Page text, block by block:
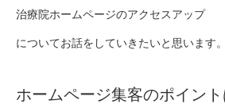
治療院ホームページのアクセスアップ
についてお話をしていきたいと思います。
ホームページ集客のポイン